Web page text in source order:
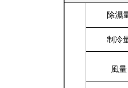
除濕
制冷
風量